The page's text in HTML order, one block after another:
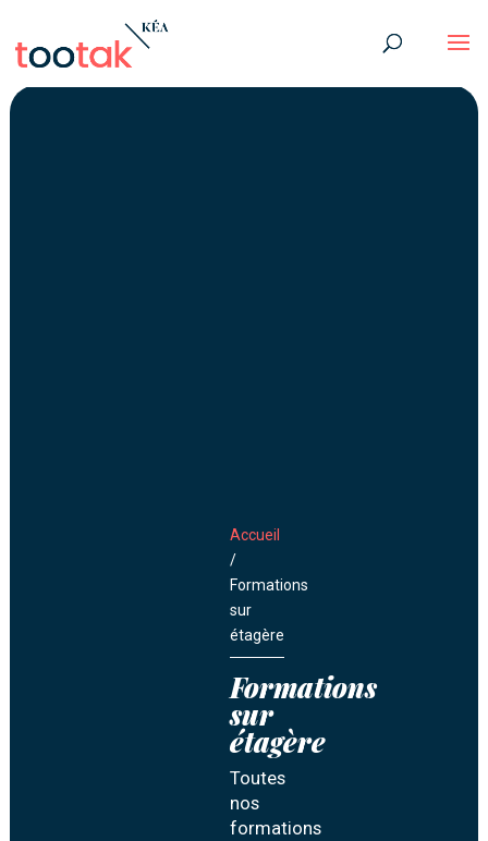
Accueil
/
Formations
sur
étagère
Formations
sur
étagère
Toutes
nos
formations